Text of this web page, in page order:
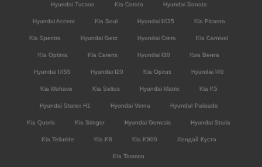
Hyundai Tucson Kia Cerato Hyundai Sonata
Hyundai Accent Kia Soul Hyundai IX35 Kia Picanto
Kia Spectra Hyundai Getz Hyundai Creta Kia Carnival
Kia Optima Kia Carens Hyundai I30 Киа Венга
Hyundai IX55 Hyundai I20 Kia Opirus Hyundai I40
Kia Mohave Kia Seltos Hyundai Matrix Kia K5
Hyundai Starex H1 Hyundai Verna HyundaI Palisade
Kia Quoris Kia Stinger Hyundai Genesis Hyundai Staria
Kia Telluride Kia K8 Kia K900 Хендай Кусто
Kia Tasman